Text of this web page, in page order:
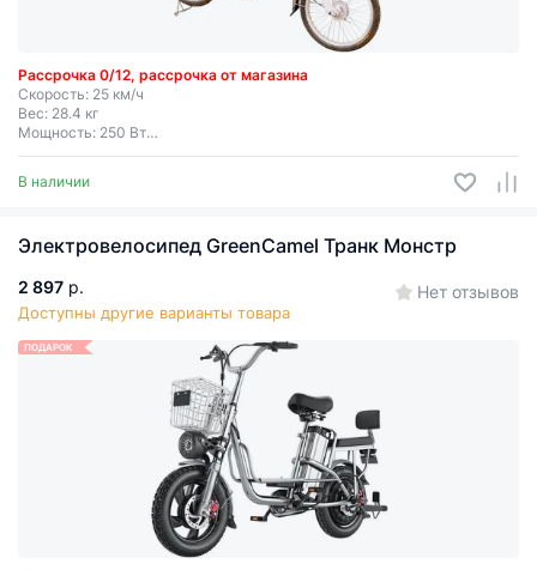
Рассрочка 0/12, рассрочка от магазина
Скорость: 25 км/ч
Вес: 28.4 кг
Мощность: 250 Вт
Дальность хода: до 50 км
В наличии
Электровелосипед GreenCamel Транк Монстр
2 897 р.
Доступны другие варианты товара
Нет отзывов
ПОДАРОК